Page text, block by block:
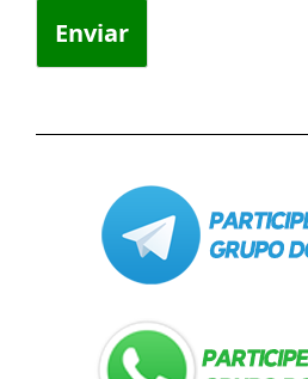
Enviar